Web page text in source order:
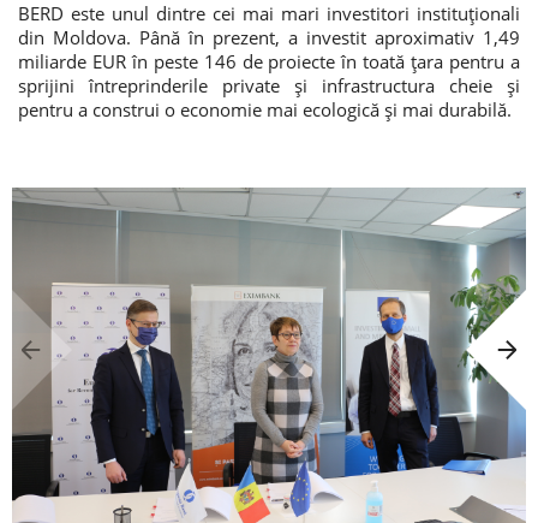
BERD este unul dintre cei mai mari investitori instituționali
din Moldova. Până în prezent, a investit aproximativ 1,49
miliarde EUR în peste 146 de proiecte în toată țara pentru a
sprijini întreprinderile private și infrastructura cheie și
pentru a construi o economie mai ecologică și mai durabilă.